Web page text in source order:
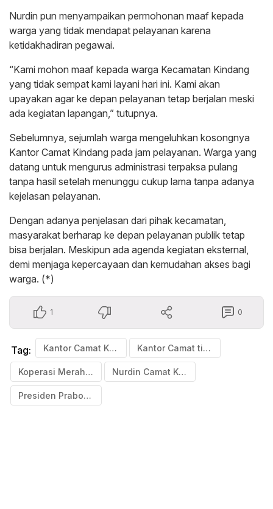
Nurdin pun menyampaikan permohonan maaf kepada
warga yang tidak mendapat pelayanan karena
ketidakhadiran pegawai.
“Kami mohon maaf kepada warga Kecamatan Kindang
yang tidak sempat kami layani hari ini. Kami akan
upayakan agar ke depan pelayanan tetap berjalan meski
ada kegiatan lapangan,” tutupnya.
Sebelumnya, sejumlah warga mengeluhkan kosongnya
Kantor Camat Kindang pada jam pelayanan. Warga yang
datang untuk mengurus administrasi terpaksa pulang
tanpa hasil setelah menunggu cukup lama tanpa adanya
kejelasan pelayanan.
Dengan adanya penjelasan dari pihak kecamatan,
masyarakat berharap ke depan pelayanan publik tetap
bisa berjalan. Meskipun ada agenda kegiatan eksternal,
demi menjaga kepercayaan dan kemudahan akses bagi
warga. (*)
1 0
Tag: Kantor Camat Kindang Kosong Saat Jam Kerja Kantor Camat tidak ada pelayanan Warga Kindang Keluhkan Pelayanan Kantor Camat Kindang
Koperasi Merah Putih Nurdin Camat Kindang Bulukumba
Presiden Prabowo Subianto